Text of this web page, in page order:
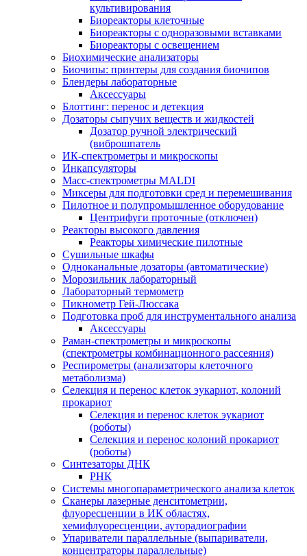
культивирования
Биореакторы клеточные
Биореакторы с одноразовыми вставками
Биореакторы с освещением
Биохимические анализаторы
Биочипы: принтеры для создания биочипов
Блендеры лабораторные
Аксессуары
Блоттинг: перенос и детекция
Дозаторы сыпучих веществ и жидкостей
Дозатор ручной электрический
(виброшпатель
ИК-спектрометры и микроскопы
Инкапсуляторы
Масс-спектрометры MALDI
Миксеры для подготовки сред и перемешивания
Пилотное и полупромышленное оборудование
Центрифуги проточные (отключен)
Реакторы высокого давления
Реакторы химические пилотные
Сушильные шкафы
Одноканальные дозаторы (автоматические)
Морозильник лабораторный
Лабораторный термометр
Пикнометр Гей-Люссака
Подготовка проб для инструментального анализа
Аксессуары
Раман-спектрометры и микроскопы
(спектрометры комбинационного рассеяния)
Респирометры (анализаторы клеточного
метаболизма)
Селекция и перенос клеток эукариот, колоний
прокариот
Селекция и перенос клеток эукариот
(роботы)
Селекция и перенос колоний прокариот
(роботы)
Синтезаторы ДНК
РНК
Системы многопараметрического анализа клеток
Сканеры лазерные денситометрии,
флуоресценции в ИК областях,
хемифлуоресценции, ауторадиографии
Упариватели параллельные (выпариватели,
концентраторы параллельные)